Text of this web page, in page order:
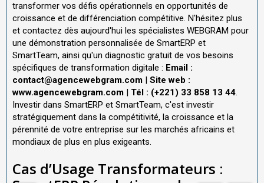
transformer vos défis opérationnels en opportunités de
croissance et de différenciation compétitive. N'hésitez plus
et contactez dès aujourd'hui les spécialistes WEBGRAM pour
une démonstration personnalisée de SmartERP et
SmartTeam, ainsi qu'un diagnostic gratuit de vos besoins
spécifiques de transformation digitale : Email :
contact@agencewebgram.com
Site web :
www.agencewebgram.com
Tél : (+221) 33 858 13 44.
Investir dans SmartERP et SmartTeam, c'est investir
stratégiquement dans la compétitivité, la croissance et la
pérennité de votre entreprise sur les marchés africains et
mondiaux de plus en plus exigeants.
Cas d’Usage Transformateurs :